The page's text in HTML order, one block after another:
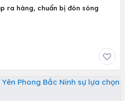
ra hàng, chuẩn bị đón sóng